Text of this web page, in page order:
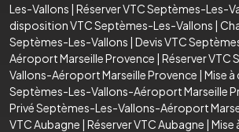
Les-Vallons | Réserver VTC Septèmes-Les-
disposition VTC Septèmes-Les-Vallons |
Septèmes-Les-Vallons | Devis VTC
Aéroport Marseille Provence | Réserver VTC
Vallons-Aéroport Marseille Provence | Mise
Septèmes-Les-Vallons-Aéroport Marseille
Privé Septèmes-Les-Vallons-Aéroport
VTC Aubagne | Réserver VTC Aubagne | Mise